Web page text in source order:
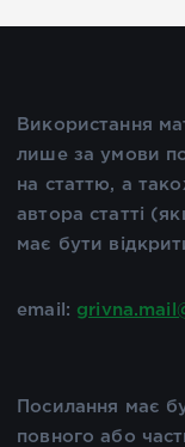
Використання
лише за умови
на статтю, а
автора статті
має бути
email:
Посилання має
повного або